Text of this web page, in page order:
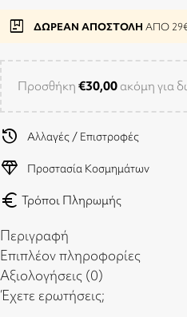
package ΔΩΡΕΑΝ ΑΠΟΣΤΟΛΗ ΑΠΟ
Προσθήκη €30,00 ακόμη για
history Αλλαγές / Επιστροφές
diamond Προστασία Κοσμημάτων
euro Τρόποι Πληρωμής
Περιγραφή
Επιπλέον πληροφορίες
Αξιολογήσεις (0)
Έχετε ερωτήσεις;